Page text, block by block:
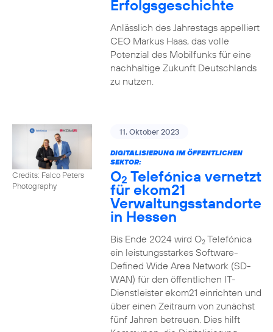
Erfolgsgeschichte
Anlässlich des Jahrestags appelliert
CEO Markus Haas, das volle
Potenzial des Mobilfunks für eine
nachhaltige Zukunft Deutschlands
zu nutzen.
Credits: Falco Peters
Photography
11. Oktober 2023
DIGITALISIERUNG IM ÖFFENTLICHEN
SEKTOR:
O2 Telefónica vernetzt
für ekom21
Verwaltungsstandorte
in Hessen
Bis Ende 2024 wird O2Telefónica
ein leistungsstarkes Software-
Defined Wide Area Network (SD-
WAN) für den öffentlichen IT-
Dienstleister ekom21 einrichten und
über einen Zeitraum von zunächst
fünf Jahren betreuen. Dies hilft